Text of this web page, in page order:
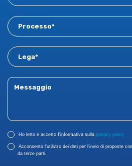
Ho letto e accetto I'informativa sulla privacy policy
Acconsento l’utilizzo dei dati per l’invio di proposte
da terze parti.